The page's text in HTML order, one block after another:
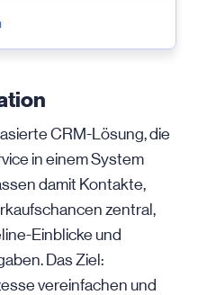
CRM-Lösung, die
in einem System
damit Kontakte,
zentral,
Einblicke und
Das Ziel:
vereinfachen und